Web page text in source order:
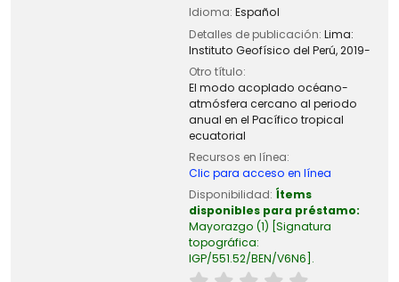
Idioma: Español
Detalles de publicación: Lima:
Instituto Geofísico del Perú,2019-
Otro título:
El modo acoplado océano-
atmósfera cercano al periodo
anual en el Pacífico tropical
ecuatorial
Recursos en línea:
Clic para acceso en línea
Disponibilidad: Ítems
disponibles para préstamo:
Mayorazgo (1) Signatura
topográfica:
IGP/551.52/BEN/V6N6 .